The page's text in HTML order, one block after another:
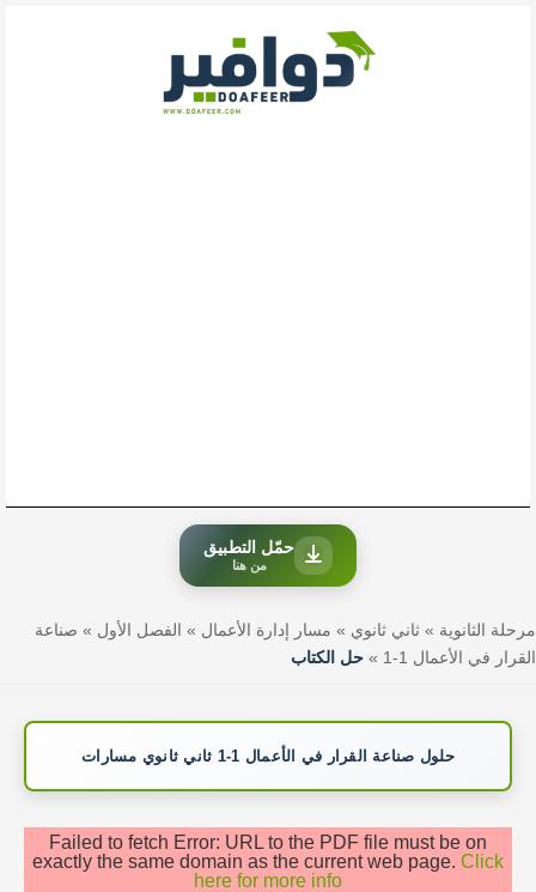
حمّل التطبيق
من هنا
مرحلة الثانوية » ثاني ثانوي » مسار إدارة الأعمال » الفصل الأول » صناعة
القرار في الأعمال 1-1
» حل الكتاب
حلول صناعة القرار في الأعمال 1-1 ثاني ثانوي مسارات
Failed to fetch Error: URL to the PDF file must be on
exactly the same domain as the current web page. Click
here for more info